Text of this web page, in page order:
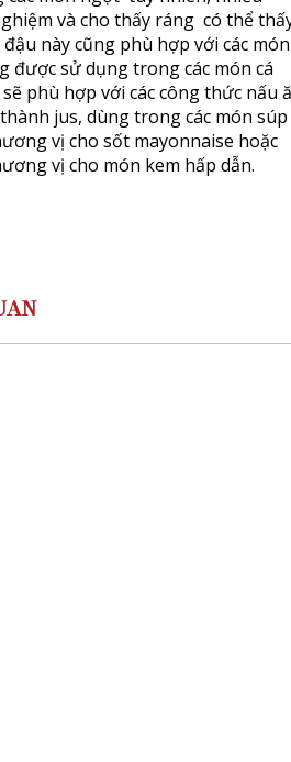
và cho thấy ráng có thể
này cũng phù hợp với các món
được sử dụng trong các món cá
phù hợp với các công thức nấu
jus, dùng trong các món súp
vị cho sốt mayonnaise hoặc
vị cho món kem hấp dẫn.